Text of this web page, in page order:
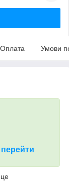
Оплата Умови
перейти